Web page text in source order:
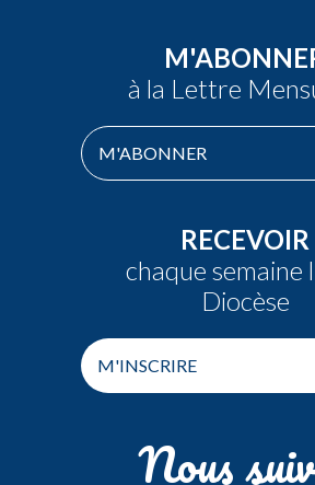
à la Lettre
M'ABONNER
RECEVOIR
chaque semaine
Diocèse
M'INSCRIRE
Nous